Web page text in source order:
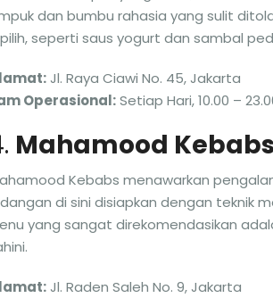
dan bumbu rahasia yang sulit
seperti saus yogurt dan sambal
Jl. Raya Ciawi No. 45, Jakarta
Operasional:Setiap Hari, 10.00 –
Mahamood Kebabs
Kebabs menawarkan
di sini disiapkan dengan teknik
yang sangat direkomendasikan
Jl. Raden Saleh No. 9, Jakarta